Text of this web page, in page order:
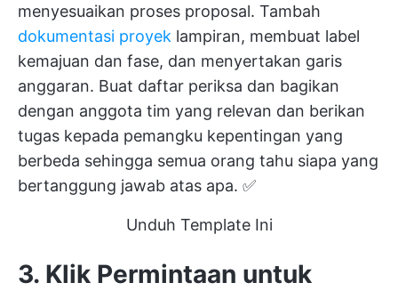
menyesuaikan proses proposal. Tambah
dokumentasi proyek lampiran, membuat label
kemajuan dan fase, dan menyertakan garis
anggaran. Buat daftar periksa dan bagikan
dengan anggota tim yang relevan dan berikan
tugas kepada pemangku kepentingan yang
berbeda sehingga semua orang tahu siapa yang
bertanggung jawab atas apa. ✅
Unduh Template Ini
3. Klik Permintaan untuk